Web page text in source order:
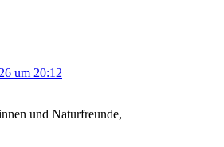
um 20:12
und Naturfreunde,